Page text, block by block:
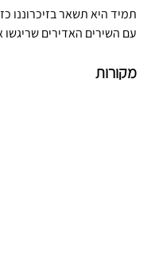
תמיד היא תשאר בזיכרוננו
עם השירים האדירים שריגשו
מקורות